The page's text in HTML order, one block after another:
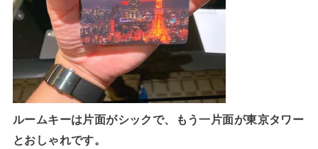
ルームキーは片面がシックで、もう一片面が東京タワー
とおしゃれです。